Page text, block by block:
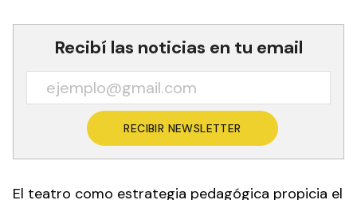
Recibí las noticias en tu email
RECIBIR NEWSLETTER
El teatro como estrategia pedagógica propicia el